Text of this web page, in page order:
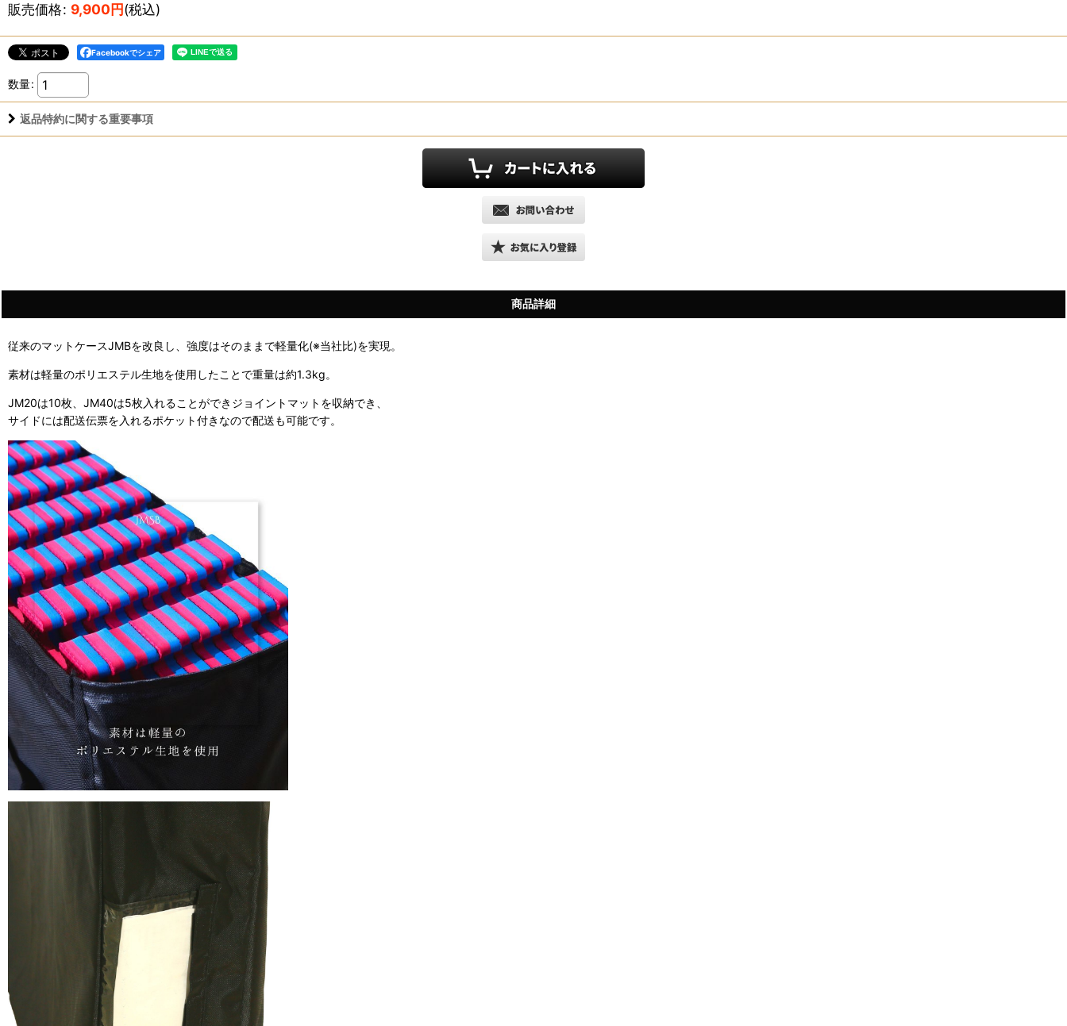
販売価格: 9,900円(税込)
Facebookでシェア
数量:
返品特約に関する重要事項
商品詳細
従来のマットケースJMBを改良し、強度はそのままで軽量化(※当社比)を実現。
素材は軽量のポリエステル生地を使用したことで重量は約1.3kg。
JM20は10枚、JM40は5枚入れることができジョイントマットを収納でき、
サイドには配送伝票を入れるポケット付きなので配送も可能です。